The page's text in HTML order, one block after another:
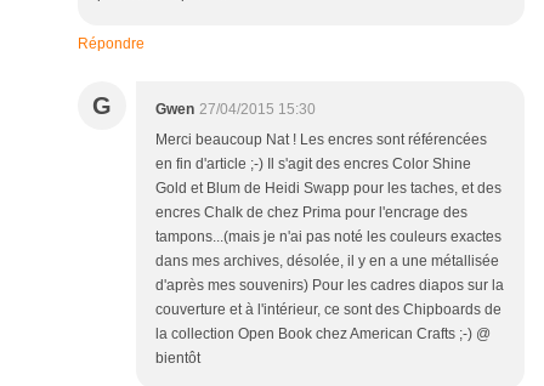
Répondre
G Gwen 27/04/2015 15:30
Merci beaucoup Nat ! Les encres sont référencées
en fin d'article ;-) Il s'agit des encres Color Shine
Gold et Blum de Heidi Swapp pour les taches, et des
encres Chalk de chez Prima pour l'encrage des
tampons...(mais je n'ai pas noté les couleurs exactes
dans mes archives, désolée, il y en a une métallisée
d'après mes souvenirs) Pour les cadres diapos sur la
couverture et à l'intérieur, ce sont des Chipboards de
la collection Open Book chez American Crafts ;-) @
bientôt